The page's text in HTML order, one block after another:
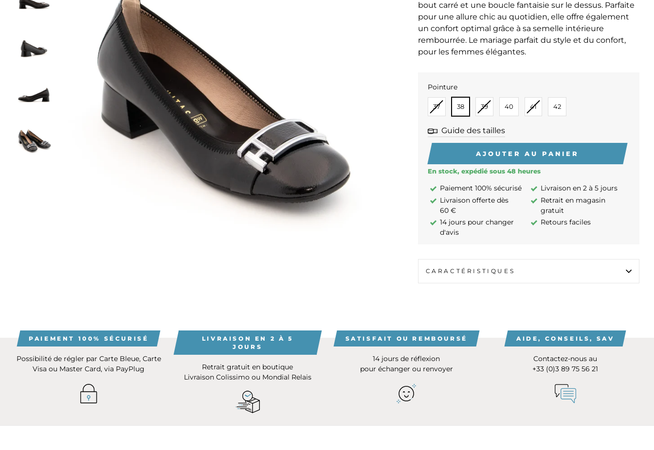
bout carré et une boucle fantaisie sur le dessus. Parfaite
pour une allure chic au quotidien, elle offre également
un confort optimal grâce à sa semelle intérieure
rembourrée. Le mariage parfait du style et du confort,
pour les femmes élégantes.
Pointure
POINTURE
37 38 39 40 41 42
Guide des tailles
AJOUTER AU PANIER
En stock, expédié sous 48 heures
Paiement 100% sécurisé
Livraison en 2 à 5 jours
Livraison offerte dès
60 €
Retrait en magasin
gratuit
14 jours pour changer
d'avis
Retours faciles
CARACTÉRISTIQUES
PAIEMENT 100% SÉCURISÉ
Possibilité de régler par Carte Bleue, Carte
Visa ou Master Card, via PayPlug
LIVRAISON EN 2 À 5
JOURS
Retrait gratuit en boutique
Livraison Colissimo ou Mondial Relais
SATISFAIT OU REMBOURSÉ
14 jours de réflexion
pour échanger ou renvoyer
AIDE, CONSEILS, SAV
Contactez-nous au
+33 (0)3 89 75 56 21